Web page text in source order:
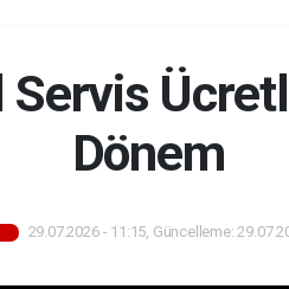
Dönem
29.07.2026 - 11:15, Güncelleme: